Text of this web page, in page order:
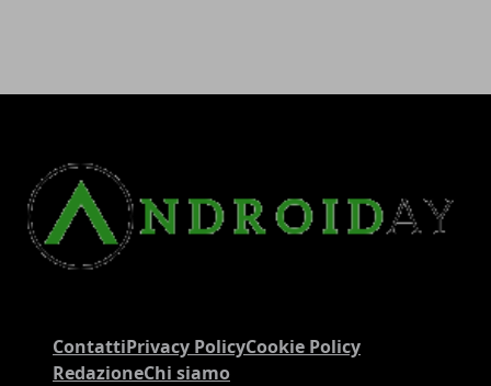
ContattiPrivacy PolicyCookie Policy
RedazioneChi siamo